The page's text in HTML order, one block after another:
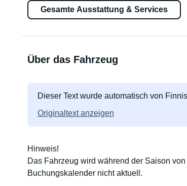
Gesamte Ausstattung & Services
Über das Fahrzeug
Dieser Text wurde automatisch von
Originaltext anzeigen
Hinweis!
Das Fahrzeug wird während der Saison
Buchungskalender nicht aktuell.